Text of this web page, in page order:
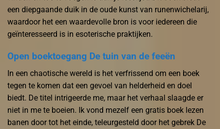
een diepgaande duik in de oude kunst van runenwichelarij,
waardoor het een waardevolle bron is voor iedereen die
geïnteresseerd is in esoterische praktijken.
Open boektoegang De tuin van de feeën
In een chaotische wereld is het verfrissend om een boek
tegen te komen dat een gevoel van helderheid en doel
biedt. De titel intrigeerde me, maar het verhaal slaagde er
niet in me te boeien. Ik vond mezelf een gratis boek lezen
banen door tot het einde, teleurgesteld door het gebrek De